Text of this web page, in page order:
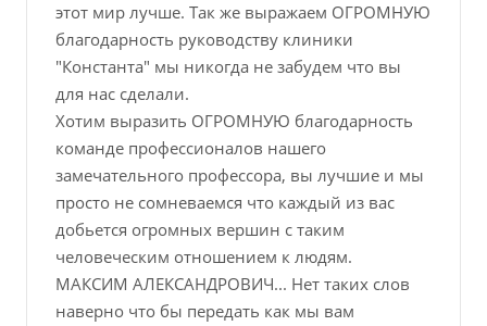
этот мир лучше. Так же выражаем ОГРОМНУЮ
благодарность руководству клиники
"Константа" мы никогда не забудем что вы
для нас сделали.
Хотим выразить ОГРОМНУЮ благодарность
команде профессионалов нашего
замечательного профессора, вы лучшие и мы
просто не сомневаемся что каждый из вас
добьется огромных вершин с таким
человеческим отношением к людям.
МАКСИМ АЛЕКСАНДРОВИЧ... Нет таких слов
наверно что бы передать как мы вам